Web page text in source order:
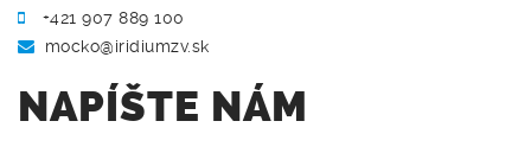
+421 907 889 100
mocko@iridiumzv.sk
NAPÍŠTE NÁM